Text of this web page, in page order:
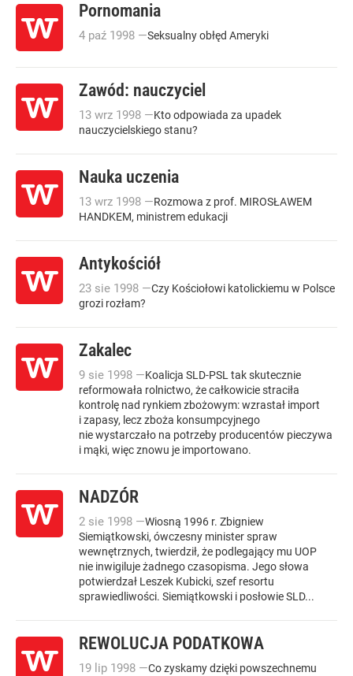
Pornomania
4 paź 1998 —Seksualny obłęd Ameryki
Zawód: nauczyciel
13 wrz 1998 —Kto odpowiada za upadek
nauczycielskiego stanu?
Nauka uczenia
13 wrz 1998 —Rozmowa z prof. MIROSŁAWEM
HANDKEM, ministrem edukacji
Antykościół
23 sie 1998 —Czy Kościołowi katolickiemu w Polsce
grozi rozłam?
Zakalec
9 sie 1998 —Koalicja SLD-PSL tak skutecznie
reformowała rolnictwo, że całkowicie straciła
kontrolę nad rynkiem zbożowym: wzrastał import
i zapasy, lecz zboża konsumpcyjnego
nie wystarczało na potrzeby producentów pieczywa
i mąki, więc znowu je importowano.
NADZÓR
2 sie 1998 —Wiosną 1996 r. Zbigniew
Siemiątkowski, ówczesny minister spraw
wewnętrznych, twierdził, że podlegający mu UOP
nie inwigiluje żadnego czasopisma. Jego słowa
potwierdzał Leszek Kubicki, szef resortu
sprawiedliwości. Siemiątkowski i posłowie SLD...
REWOLUCJA PODATKOWA
19 lip 1998 —Co zyskamy dzięki powszechnemu